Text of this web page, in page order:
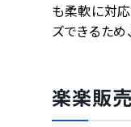
も柔軟に対
ズできるた
楽楽販売